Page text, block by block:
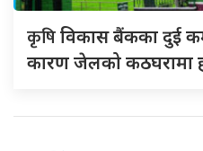
कृषिविकास बैंकका दुई
कारण जेलको कठघरामा